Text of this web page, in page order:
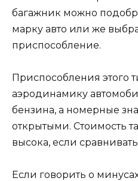
багажник можно
марку авто или же
приспособление.
Приспособления этого
аэродинамику
бензина, а номерные
открытыми. Стоимость
высока, если
Если говорить о